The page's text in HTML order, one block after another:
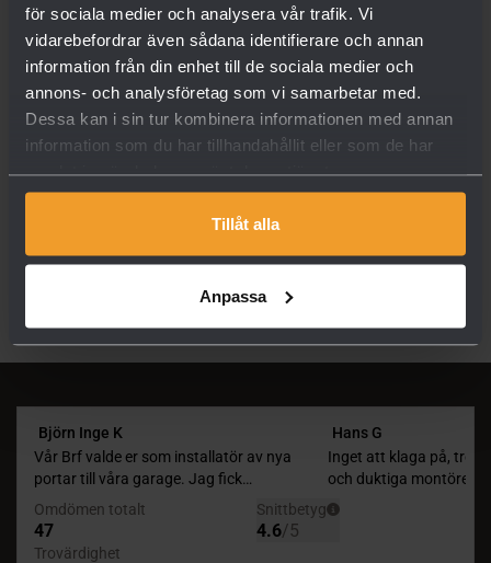
för sociala medier och analysera vår trafik. Vi
vidarebefordrar även sådana identifierare och annan
information från din enhet till de sociala medier och
annons- och analysföretag som vi samarbetar med.
Dessa kan i sin tur kombinera informationen med annan
information som du har tillhandahållit eller som de har
samlat in när du har använt deras tjänster.
Tillåt alla
Anpassa
Ny broschyr från Edsbyporten
Kampanjpaket Mars-April
Optima Broschyr
Fler nyheter